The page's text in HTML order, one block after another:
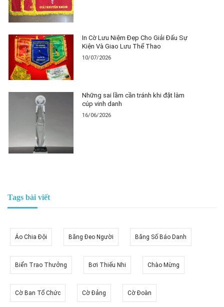
In Cờ Lưu Niệm Đẹp Cho Giải Đấu Sự
Kiện Và Giao Lưu Thể Thao
10/07/2026
Những sai lầm cần tránh khi đặt làm
cúp vinh danh
16/06/2026
Tags bài viết
Áo Chia Đội Băng Đeo Người Băng Số Báo Danh
Biển Trao Thưởng Bơi Thiếu Nhi Chào Mừng
Cờ Ban Tổ Chức Cờ Đảng Cờ Đoàn